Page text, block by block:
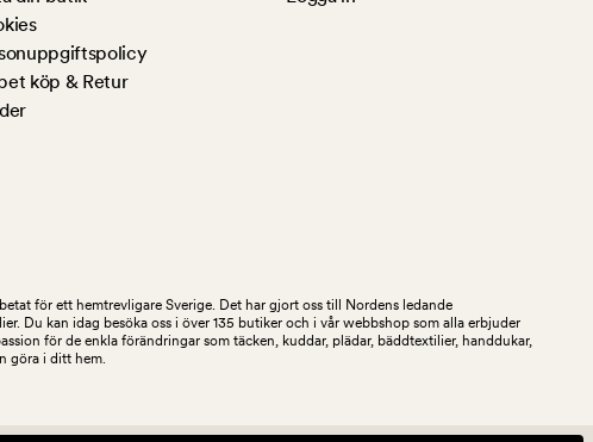
köp & Retur
för ett hemtrevligare Sverige. Det har gjort oss till Nordens ledande
Du kan idag besöka oss i över 135 butiker och i vår webbshop som alla erbjuder
för de enkla förändringar som täcken, kuddar, plädar, bäddtextilier, handdukar,
göra i ditt hem.